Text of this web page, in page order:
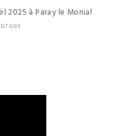
2025 à Paray le Monial